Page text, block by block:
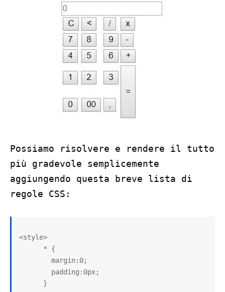
Possiamo risolvere e rendere il tutto
più gradevole semplicemente
aggiungendo questa breve lista di
regole CSS:
<style>